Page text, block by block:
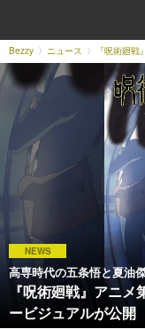
Bezzy ニュース 『呪術廻
NEWS
高専時代の五条悟と夏油
『呪術廻戦』アニ
ービジュアルが公開